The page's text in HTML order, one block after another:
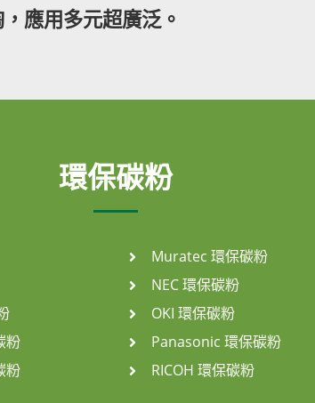
應用多元超廣泛。
環保碳粉
粉
粉
Muratec 環保碳粉
NEC 環保碳粉
OKI 環保碳粉
Panasonic 環保碳粉
RICOH 環保碳粉